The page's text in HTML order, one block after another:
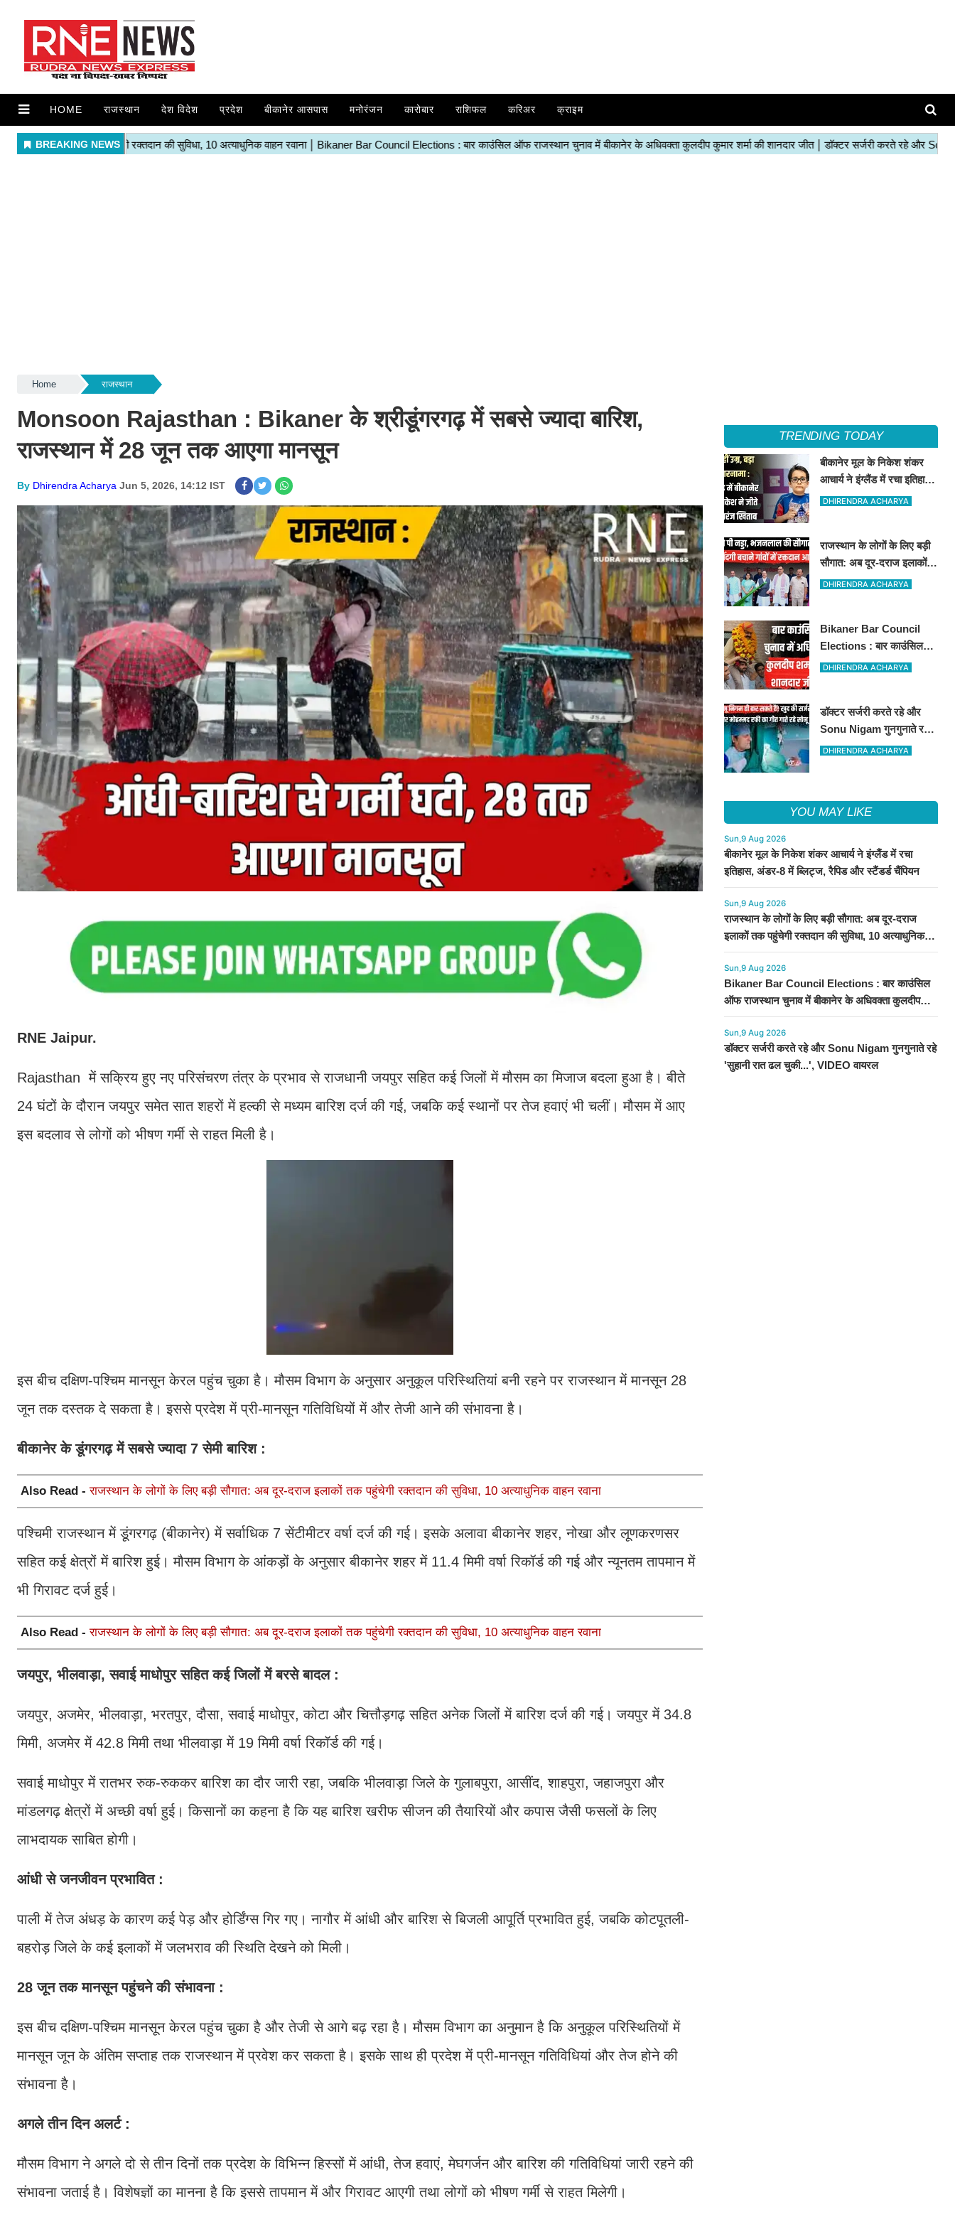
HOME राजस्थान देश विदेश प्रदेश बीकानेर आसपास मनोरंजन कारोबार राशिफल करिअर क्राइम
Home राजस्थान
Monsoon Rajasthan : Bikaner के श्रीडूंगरगढ़ में सबसे ज्यादा बारिश,
राजस्थान में 28 जून तक आएगा मानसून
By Dhirendra Acharya Jun 5, 2026, 14:12 IST
RNE Jaipur.
Rajasthan में सक्रिय हुए नए परिसंचरण तंत्र के प्रभाव से राजधानी जयपुर सहित कई जिलों में मौसम का मिजाज बदला हुआ है। बीते
24 घंटों के दौरान जयपुर समेत सात शहरों में हल्की से मध्यम बारिश दर्ज की गई, जबकि कई स्थानों पर तेज हवाएं भी चलीं। मौसम में आए
इस बदलाव से लोगों को भीषण गर्मी से राहत मिली है।
इस बीच दक्षिण-पश्चिम मानसून केरल पहुंच चुका है। मौसम विभाग के अनुसार अनुकूल परिस्थितियां बनी रहने पर राजस्थान में मानसून 28
जून तक दस्तक दे सकता है। इससे प्रदेश में प्री-मानसून गतिविधियों में और तेजी आने की संभावना है।
बीकानेर के डूंगरगढ़ में सबसे ज्यादा 7 सेमी बारिश :
Also Read -राजस्थान के लोगों के लिए बड़ी सौगात: अब दूर-दराज इलाकों तक पहुंचेगी रक्तदान की सुविधा, 10 अत्याधुनिक वाहन रवाना
पश्चिमी राजस्थान में डूंगरगढ़ (बीकानेर) में सर्वाधिक 7 सेंटीमीटर वर्षा दर्ज की गई। इसके अलावा बीकानेर शहर, नोखा और लूणकरणसर
सहित कई क्षेत्रों में बारिश हुई। मौसम विभाग के आंकड़ों के अनुसार बीकानेर शहर में 11.4 मिमी वर्षा रिकॉर्ड की गई और न्यूनतम तापमान में
भी गिरावट दर्ज हुई।
Also Read -राजस्थान के लोगों के लिए बड़ी सौगात: अब दूर-दराज इलाकों तक पहुंचेगी रक्तदान की सुविधा, 10 अत्याधुनिक वाहन रवाना
जयपुर, भीलवाड़ा, सवाई माधोपुर सहित कई जिलों में बरसे बादल :
जयपुर, अजमेर, भीलवाड़ा, भरतपुर, दौसा, सवाई माधोपुर, कोटा और चित्तौड़गढ़ सहित अनेक जिलों में बारिश दर्ज की गई। जयपुर में 34.8
मिमी, अजमेर में 42.8 मिमी तथा भीलवाड़ा में 19 मिमी वर्षा रिकॉर्ड की गई।
सवाई माधोपुर में रातभर रुक-रुककर बारिश का दौर जारी रहा, जबकि भीलवाड़ा जिले के गुलाबपुरा, आसींद, शाहपुरा, जहाजपुरा और
मांडलगढ़ क्षेत्रों में अच्छी वर्षा हुई। किसानों का कहना है कि यह बारिश खरीफ सीजन की तैयारियों और कपास जैसी फसलों के लिए
लाभदायक साबित होगी।
आंधी से जनजीवन प्रभावित :
पाली में तेज अंधड़ के कारण कई पेड़ और होर्डिंग्स गिर गए। नागौर में आंधी और बारिश से बिजली आपूर्ति प्रभावित हुई, जबकि कोटपूतली-
बहरोड़ जिले के कई इलाकों में जलभराव की स्थिति देखने को मिली।
28 जून तक मानसून पहुंचने की संभावना :
इस बीच दक्षिण-पश्चिम मानसून केरल पहुंच चुका है और तेजी से आगे बढ़ रहा है। मौसम विभाग का अनुमान है कि अनुकूल परिस्थितियों में
मानसून जून के अंतिम सप्ताह तक राजस्थान में प्रवेश कर सकता है। इसके साथ ही प्रदेश में प्री-मानसून गतिविधियां और तेज होने की
संभावना है।
अगले तीन दिन अलर्ट :
मौसम विभाग ने अगले दो से तीन दिनों तक प्रदेश के विभिन्न हिस्सों में आंधी, तेज हवाएं, मेघगर्जन और बारिश की गतिविधियां जारी रहने की
संभावना जताई है। विशेषज्ञों का मानना है कि इससे तापमान में और गिरावट आएगी तथा लोगों को भीषण गर्मी से राहत मिलेगी।
TRENDING TODAY
बीकानेर मूल के निकेश शंकर
आचार्य ने इंग्लैंड में रचा इतिहास,
अंडर-8 में ब्लिट्ज, रैपिड और
DHIRENDRA ACHARYA
राजस्थान के लोगों के लिए बड़ी
सौगात: अब दूर-दराज इलाकों
तक पहुंचेगी रक्तदान की सुविधा,
DHIRENDRA ACHARYA
Bikaner Bar Council
Elections : बार काउंसिल
ऑफ राजस्थान चुनाव में
DHIRENDRA ACHARYA
डॉक्टर सर्जरी करते रहे और
Sonu Nigam गुनगुनाते रहे
'सुहानी रात ढल चुकी...',
DHIRENDRA ACHARYA
YOU MAY LIKE
Sun,9 Aug 2026
बीकानेर मूल के निकेश शंकर आचार्य ने इंग्लैंड में रचा
इतिहास, अंडर-8 में ब्लिट्ज, रैपिड और स्टैंडर्ड चैंपियन
Sun,9 Aug 2026
राजस्थान के लोगों के लिए बड़ी सौगात: अब दूर-दराज
इलाकों तक पहुंचेगी रक्तदान की सुविधा, 10 अत्याधुनिक
वाहन रवाना
Sun,9 Aug 2026
Bikaner Bar Council Elections : बार काउंसिल
ऑफ राजस्थान चुनाव में बीकानेर के अधिवक्ता कुलदीप
कुमार शर्मा की शानदार जीत
Sun,9 Aug 2026
डॉक्टर सर्जरी करते रहे और Sonu Nigam गुनगुनाते रहे
'सुहानी रात ढल चुकी...', VIDEO वायरल